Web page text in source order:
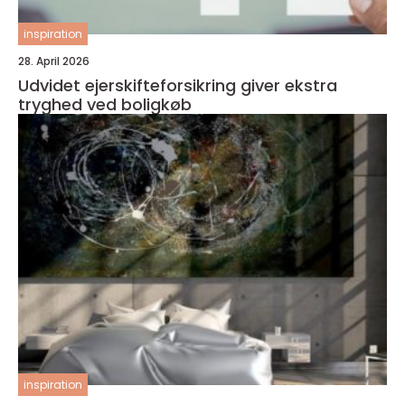
inspiration
28. April 2026
Udvidet ejerskifteforsikring giver ekstra
tryghed ved boligkøb
inspiration